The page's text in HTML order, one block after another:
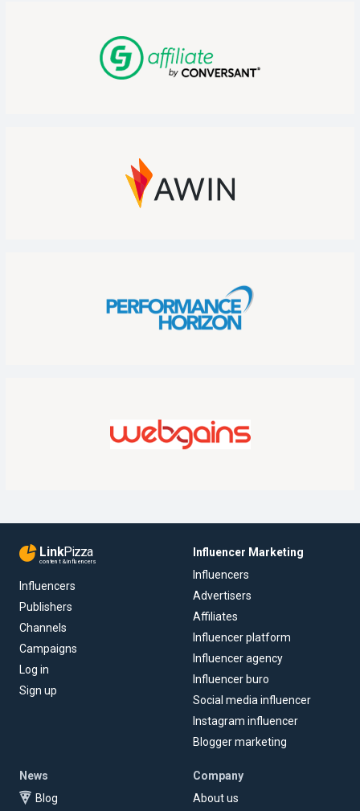
LinkPizza
content & influencers
Influencers
Publishers
Channels
Campaigns
Log in
Sign up
Influencer Marketing
Influencers
Advertisers
Affiliates
Influencer platform
Influencer agency
Influencer buro
Social media influencer
Instagram influencer
Blogger marketing
News
Blog
Company
About us